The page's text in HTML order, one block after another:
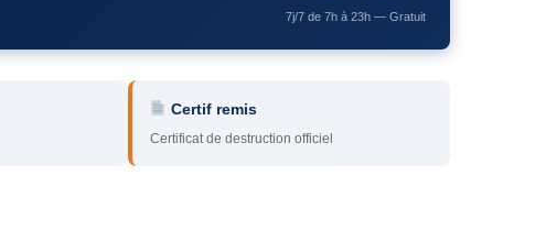
7j/7 de 7h à 23h — Gratuit
Certif remis
Certificat de destruction officiel